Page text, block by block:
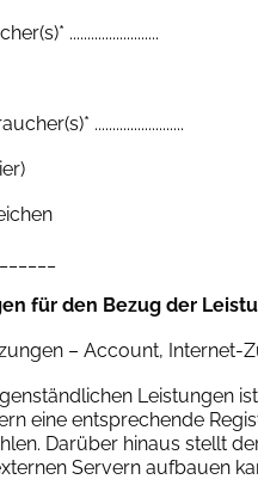
.........................
.........................
für den Bezug der
– Account, Internet-
Leistungen
eine entsprechende
Darüber hinaus stellt
Servern aufbauen